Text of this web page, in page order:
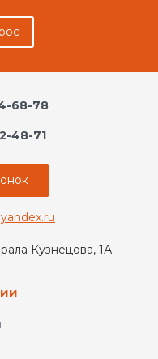
68-78
48-71
Кузнецова, 1А